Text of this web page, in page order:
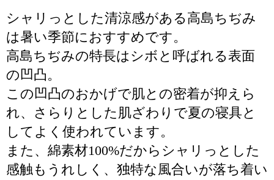
シャリっとした清涼感がある高島ちぢみ
は暑い季節におすすめです。
高島ちぢみの特長はシボと呼ばれる表面
の凹凸。
この凹凸のおかげで肌との密着が抑えら
れ、さらりとした肌ざわりで夏の寝具と
してよく使われています。
また、綿素材100%だからシャリっとした
感触もうれしく、独特な風合いが落ち着い